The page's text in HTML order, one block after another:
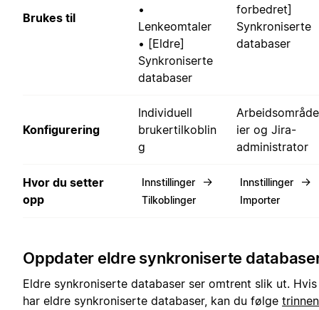
Brukes til
•
Lenkeomtaler
• [Eldre]
Synkroniserte
databaser
forbedret]
Synkroniserte
databaser
Konfigurering
Individuell
brukertilkoblin
g
ier og Jira-
administrator
Hvor du setter
opp
Innstillinger →
Tilkoblinger
Innstillinger →
Importer
Oppdater eldre synkroniserte
Eldre synkroniserte databaser ser omtrent slik ut.
har eldre synkroniserte databaser, kan du følge